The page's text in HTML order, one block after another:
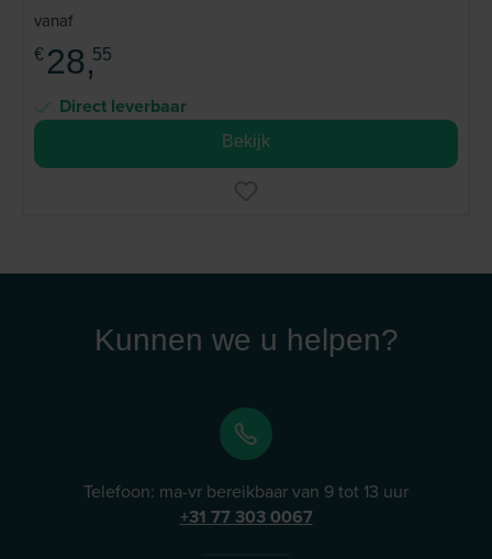
vanaf
€ 28,55
Direct leverbaar
Bekijk
Kunnen we u helpen?
Telefoon: ma-vr bereikbaar van 9 tot 13 uur
+31 77 303 0067